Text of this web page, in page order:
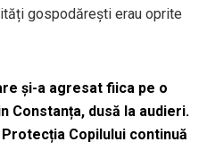
gospodărești erau oprite
și-a agresat fiica pe o
Constanța, dusă la audieri.
Copilului continuă